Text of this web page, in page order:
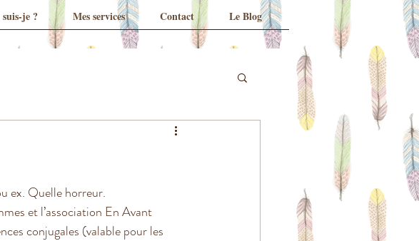
je ? Mes services Contact Le Blog
ex. Quelle horreur.
et l’association En Avant
conjugales (valable pour les